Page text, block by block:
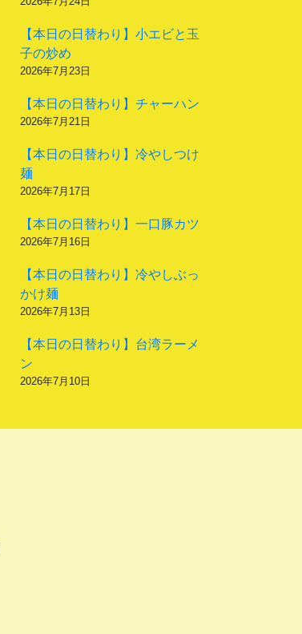
【本日の日替わり】小エビと玉
子の炒め
2026年7月23日
【本日の日替わり】チャーハン
2026年7月21日
【本日の日替わり】冷やしつけ
麺
2026年7月17日
【本日の日替わり】一口豚カツ
2026年7月16日
【本日の日替わり】冷やしぶっ
かけ麺
2026年7月13日
【本日の日替わり】台湾ラーメ
ン
2026年7月10日